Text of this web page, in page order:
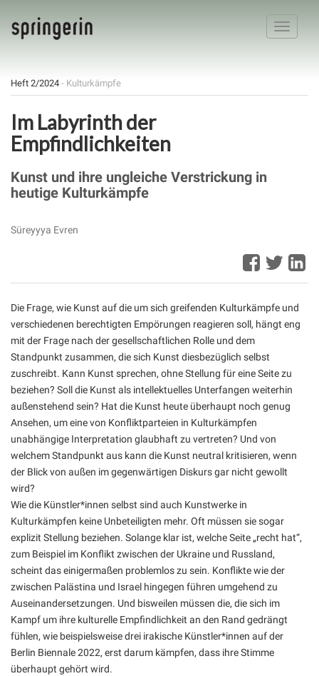
Toggle
Heft 2/2024 - Kulturkämpfe
Im Labyrinth der
Empfindlichkeiten
Kunst und ihre ungleiche Verstrickung in
heutige Kulturkämpfe
Süreyyya Evren
Die Frage, wie Kunst auf die um sich greifenden Kulturkämpfe und
verschiedenen berechtigten Empörungen reagieren soll, hängt eng
mit der Frage nach der gesellschaftlichen Rolle und dem
Standpunkt zusammen, die sich Kunst diesbezüglich selbst
zuschreibt. Kann Kunst sprechen, ohne Stellung für eine Seite zu
beziehen? Soll die Kunst als intellektuelles Unterfangen weiterhin
außenstehend sein? Hat die Kunst heute überhaupt noch genug
Ansehen, um eine von Konfliktparteien in Kulturkämpfen
unabhängige Interpretation glaubhaft zu vertreten? Und von
welchem Standpunkt aus kann die Kunst neutral kritisieren, wenn
der Blick von außen im gegenwärtigen Diskurs gar nicht gewollt
wird?
Wie die Künstler*innen selbst sind auch Kunstwerke in
Kulturkämpfen keine Unbeteiligten mehr. Oft müssen sie sogar
explizit Stellung beziehen. Solange klar ist, welche Seite „recht hat“,
zum Beispiel im Konflikt zwischen der Ukraine und Russland,
scheint das einigermaßen problemlos zu sein. Konflikte wie der
zwischen Palästina und Israel hingegen führen umgehend zu
Auseinandersetzungen. Und bisweilen müssen die, die sich im
Kampf um ihre kulturelle Empfindlichkeit an den Rand gedrängt
fühlen, wie beispielsweise drei irakische Künstler*innen auf der
Berlin Biennale 2022, erst darum kämpfen, dass ihre Stimme
überhaupt gehört wird.